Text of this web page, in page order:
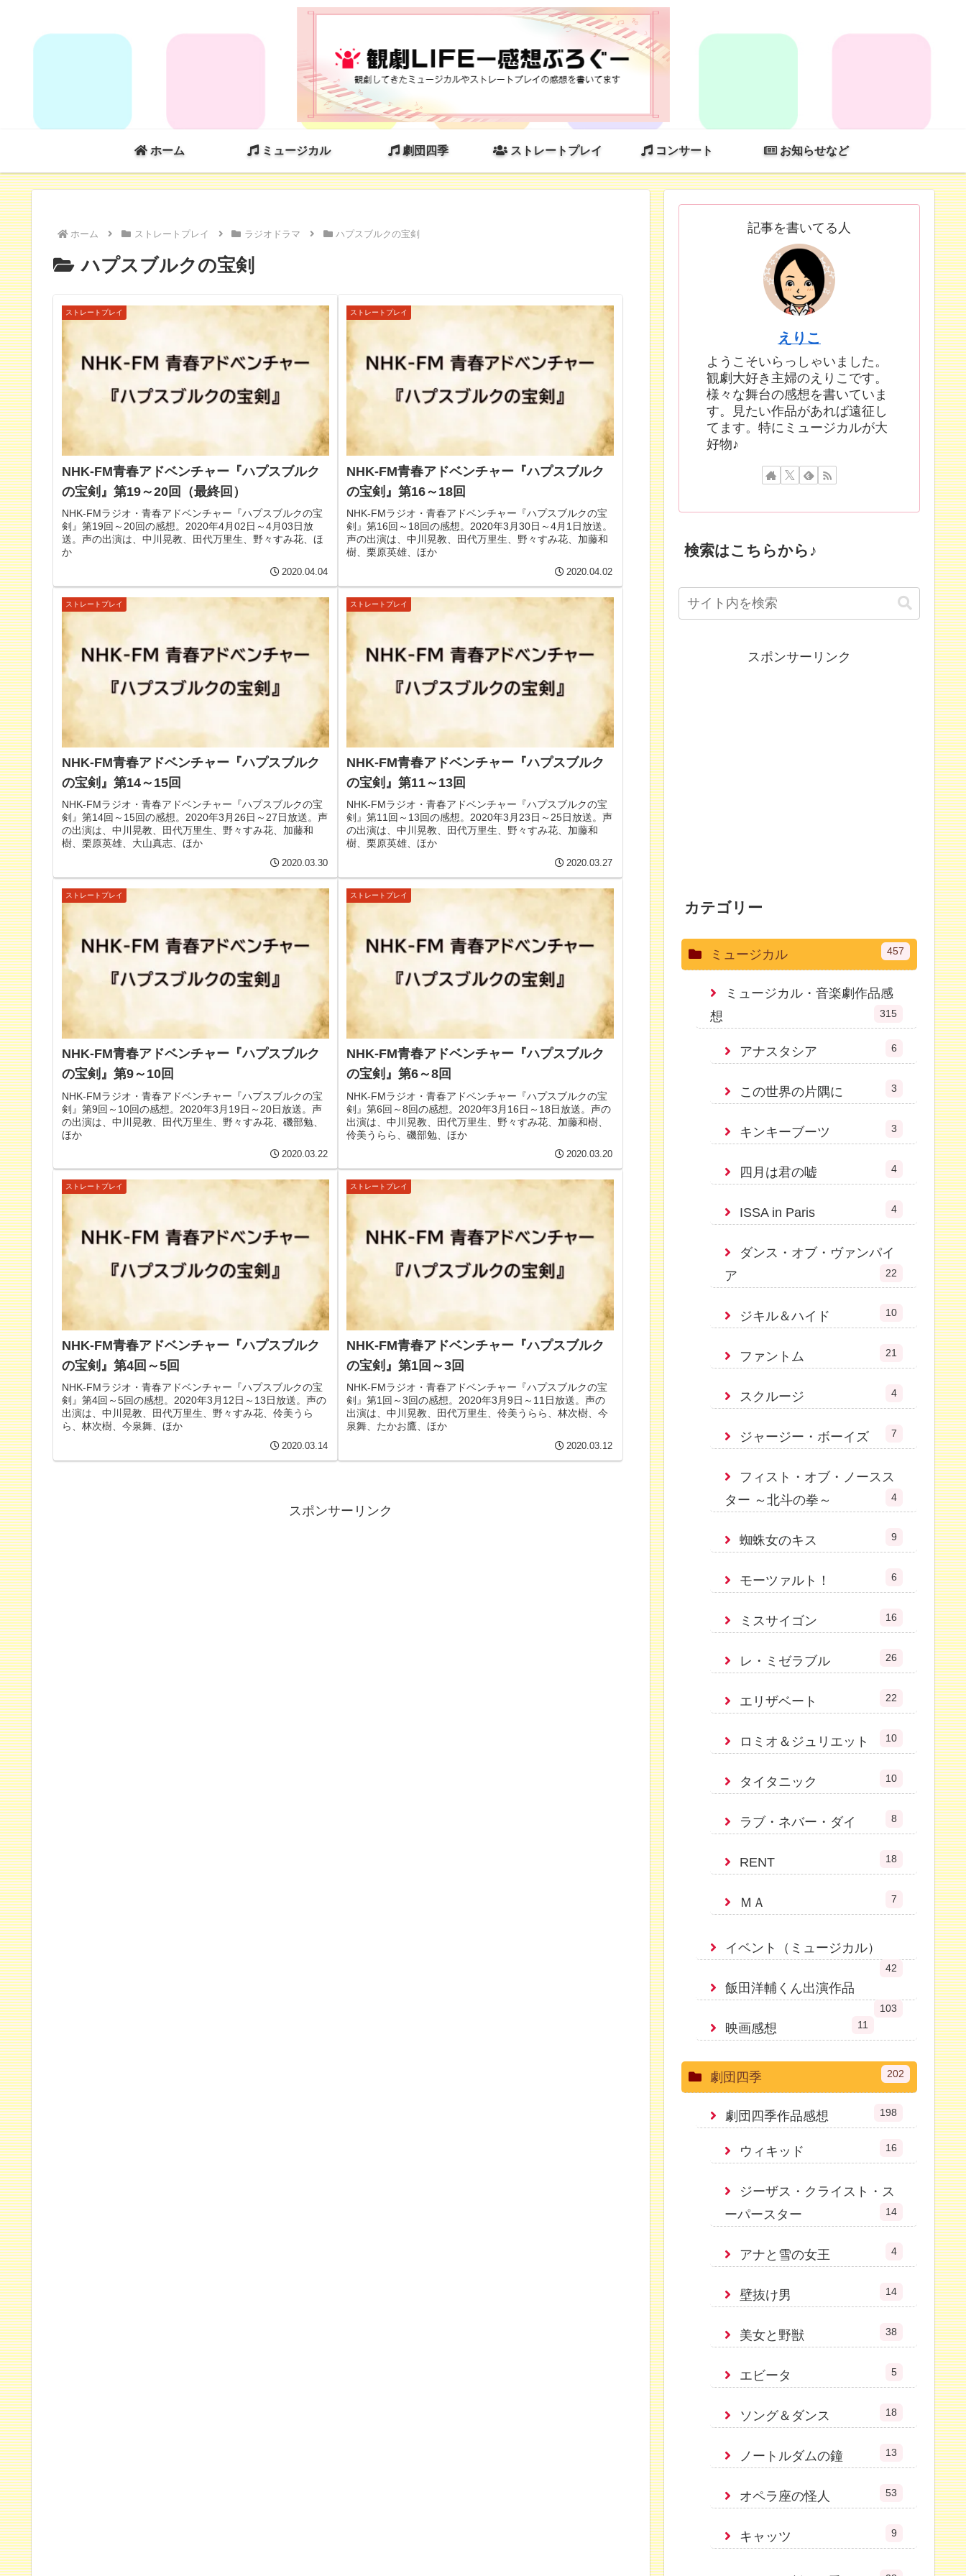
ホーム ミュージカル 劇団四季 ストレートプレイ コンサート お知らせなど
ホーム ストレートプレイ ラジオドラマ ハプスブルクの宝剣
ハプスブルクの宝剣
ストレートプレイ
NHK-FM青春アドベンチャー『ハプスブルク
の宝剣』第19～20回（最終回）
NHK-FMラジオ・青春アドベンチャー『ハプスブルクの宝
剣』第19回～20回の感想。2020年4月02日～4月03日放
送。声の出演は、中川晃教、田代万里生、野々すみ花、ほ
か
2020.04.04
ストレートプレイ
NHK-FM青春アドベンチャー『ハプスブルク
の宝剣』第16～18回
NHK-FMラジオ・青春アドベンチャー『ハプスブルクの宝
剣』第16回～18回の感想。2020年3月30日～4月1日放送。
声の出演は、中川晃教、田代万里生、野々すみ花、加藤和
樹、栗原英雄、ほか
2020.04.02
ストレートプレイ
NHK-FM青春アドベンチャー『ハプスブルク
の宝剣』第14～15回
NHK-FMラジオ・青春アドベンチャー『ハプスブルクの宝
剣』第14回～15回の感想。2020年3月26日～27日放送。声
の出演は、中川晃教、田代万里生、野々すみ花、加藤和
樹、栗原英雄、大山真志、ほか
2020.03.30
ストレートプレイ
NHK-FM青春アドベンチャー『ハプスブルク
の宝剣』第11～13回
NHK-FMラジオ・青春アドベンチャー『ハプスブルクの宝
剣』第11回～13回の感想。2020年3月23日～25日放送。声
の出演は、中川晃教、田代万里生、野々すみ花、加藤和
樹、栗原英雄、ほか
2020.03.27
ストレートプレイ
NHK-FM青春アドベンチャー『ハプスブルク
の宝剣』第9～10回
NHK-FMラジオ・青春アドベンチャー『ハプスブルクの宝
剣』第9回～10回の感想。2020年3月19日～20日放送。声
の出演は、中川晃教、田代万里生、野々すみ花、磯部勉、
ほか
2020.03.22
ストレートプレイ
NHK-FM青春アドベンチャー『ハプスブルク
の宝剣』第6～8回
NHK-FMラジオ・青春アドベンチャー『ハプスブルクの宝
剣』第6回～8回の感想。2020年3月16日～18日放送。声の
出演は、中川晃教、田代万里生、野々すみ花、加藤和樹、
伶美うらら、磯部勉、ほか
2020.03.20
ストレートプレイ
NHK-FM青春アドベンチャー『ハプスブルク
の宝剣』第4回～5回
NHK-FMラジオ・青春アドベンチャー『ハプスブルクの宝
剣』第4回～5回の感想。2020年3月12日～13日放送。声の
出演は、中川晃教、田代万里生、野々すみ花、伶美うら
ら、林次樹、今泉舞、ほか
2020.03.14
ストレートプレイ
NHK-FM青春アドベンチャー『ハプスブルク
の宝剣』第1回～3回
NHK-FMラジオ・青春アドベンチャー『ハプスブルクの宝
剣』第1回～3回の感想。2020年3月9日～11日放送。声の
出演は、中川晃教、田代万里生、伶美うらら、林次樹、今
泉舞、たかお鷹、ほか
2020.03.12
スポンサーリンク
記事を書いてる人
えりこ
ようこそいらっしゃいました。
観劇大好き主婦のえりこです。
様々な舞台の感想を書いていま
す。見たい作品があれば遠征し
てます。特にミュージカルが大
好物♪
検索はこちらから♪
スポンサーリンク
カテゴリー
ミュージカル 457
ミュージカル・音楽劇作品感
想
315
アナスタシア 6
この世界の片隅に 3
キンキーブーツ 3
四月は君の嘘 4
ISSA in Paris 4
ダンス・オブ・ヴァンパイ
ア
22
ジキル＆ハイド 10
ファントム 21
スクルージ 4
ジャージー・ボーイズ 7
フィスト・オブ・ノースス
ター ～北斗の拳～
4
蜘蛛女のキス 9
モーツァルト！ 6
ミスサイゴン 16
レ・ミゼラブル 26
エリザベート 22
ロミオ＆ジュリエット 10
タイタニック 10
ラブ・ネバー・ダイ 8
RENT 18
ＭＡ 7
イベント（ミュージカル）
42
飯田洋輔くん出演作品
103
映画感想 11
劇団四季 202
劇団四季作品感想 198
ウィキッド 16
ジーザス・クライスト・ス
ーパースター
14
アナと雪の女王 4
壁抜け男 14
美女と野獣 38
エビータ 5
ソング＆ダンス 18
ノートルダムの鐘 13
オペラ座の怪人 53
キャッツ 9